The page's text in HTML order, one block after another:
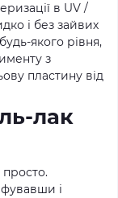
в UV /
і без зайвих
якого рівня,
з
пластину від
лак
і